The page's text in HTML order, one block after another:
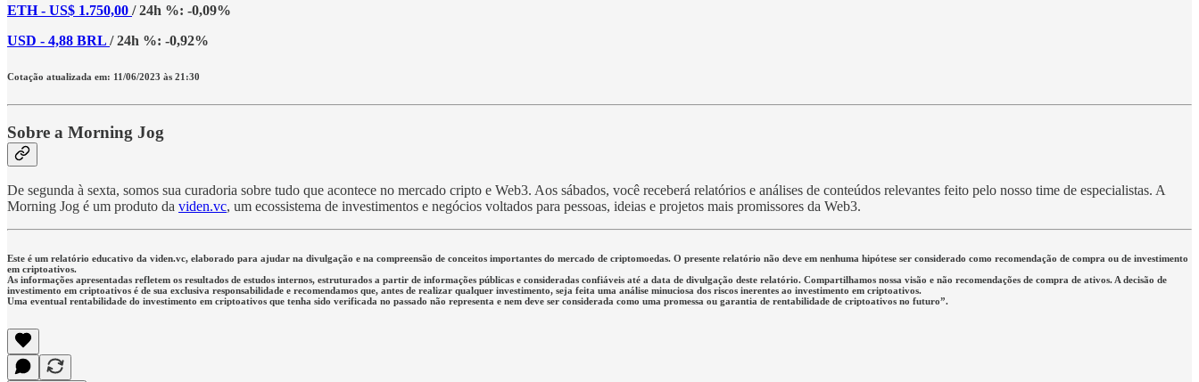
ETH - US$ 1.750,00 / 24h %: -0,09%
USD - 4,88 BRL / 24h %: -0,92%
Cotação atualizada em: 11/06/2023 às 21:30
Sobre a Morning Jog
De segunda à sexta, somos sua curadoria sobre tudo que acontece no mercado cripto e Web3. Aos sábados, você receberá relatórios e análises de conteúdos relevantes feito pelo nosso time de especialistas. A
Morning Jog é um produto da viden.vc, um ecossistema de investimentos e negócios voltados para pessoas, ideias e projetos mais promissores da Web3.
Este é um relatório educativo da viden.vc, elaborado para ajudar na divulgação e na compreensão de conceitos importantes do mercado de criptomoedas. O presente relatório não deve em nenhuma hipótese ser considerado como recomendação de compra ou de investimento
em criptoativos.
As informações apresentadas refletem os resultados de estudos internos, estruturados a partir de informações públicas e consideradas confiáveis até a data de divulgação deste relatório. Compartilhamos nossa visão e não recomendações de compra de ativos. A decisão de
investimento em criptoativos é de sua exclusiva responsabilidade e recomendamos que, antes de realizar qualquer investimento, seja feita uma análise minuciosa dos riscos inerentes ao investimento em criptoativos.
Uma eventual rentabilidade do investimento em criptoativos que tenha sido verificada no passado não representa e nem deve ser considerada como uma promessa ou garantia de rentabilidade de criptoativos no futuro”.